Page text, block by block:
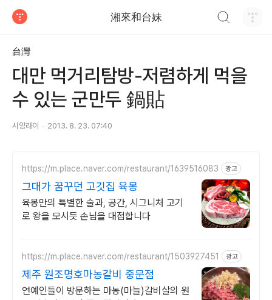
湘來和台妹
台灣
대만 먹거리탐방-저렴하게 먹을
수 있는 군만두 鍋貼
시앙라이 2013. 8. 23. 07:40
https://m.place.naver.com/restaurant/1639516083 광고
그대가 꿈꾸던 고깃집 육몽
육몽만의 특별한 술과, 공간, 시그니처 고기
로 왕을 모시듯 손님을 대접합니다
https://m.place.naver.com/restaurant/1503927451 광고
제주 원조명호마농갈비 중문점
연예인들이 방문하는 마농(마늘)갈비살의 원